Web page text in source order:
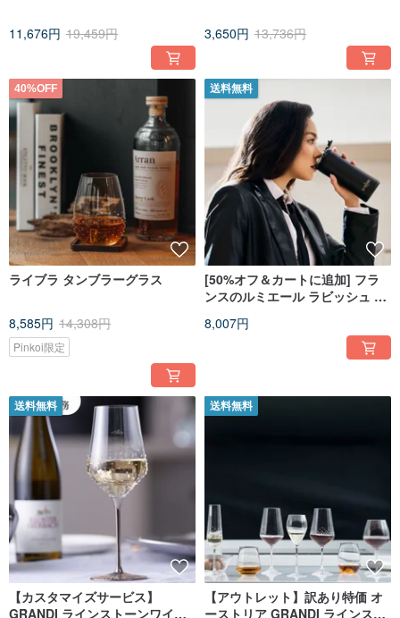
11,676円 19,459円 3,650円 13,736円
40%OFF
ライブラ タンブラーグラス
8,585円 14,308円
Pinkoi限定
送料無料
[50%オフ＆カートに追加] フラ
ンスのルミエール ラビッシュ 落
ス/16オンス マルチカラー
8,007円
送料無料
【カスタマイズサービス】
GRANDI ラインストーンワイン
送料無料
【アウトレット】訳あり特価 オ
ーストリア GRANDI ラインスト